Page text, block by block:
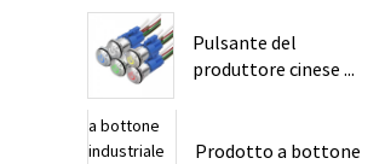
Pulsante del
produttore cinese ...
Prodotto a bottone